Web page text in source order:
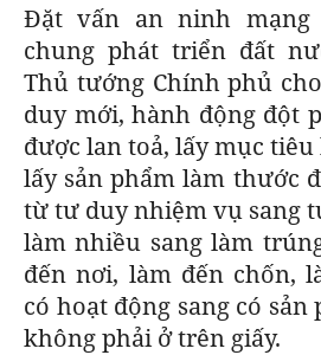
Đặt vấn an ninh mạng
chung phát triển đất
Thủ tướng Chính phủ
duy mới, hành động đột
được lan toả, lấy mục
lấy sản phẩm làm thước
từ tư duy nhiệm vụ sang
làm nhiều sang làm
đến nơi, làm đến chốn,
có hoạt động sang có
không phải ở trên giấy.